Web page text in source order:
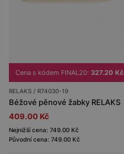
Cena s kódem FINAL20: 327.20 Kč
RELAKS / R74030-19
Béžové pěnové žabky RELAKS
409.00 Kč
Nejnižší cena: 749.00 Kč
Původní cena: 749.00 Kč